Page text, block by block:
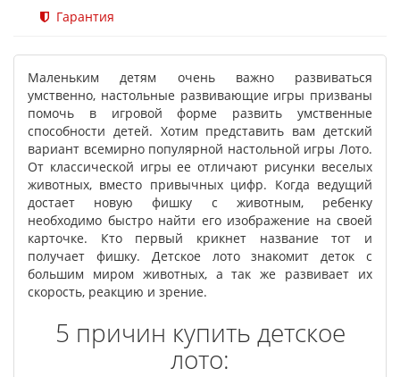
Гарантия
Маленьким детям очень важно развиваться
умственно, настольные развивающие игры призваны
помочь в игровой форме развить умственные
способности детей. Хотим представить вам детский
вариант всемирно популярной настольной игры Лото.
От классической игры ее отличают рисунки веселых
животных, вместо привычных цифр. Когда ведущий
достает новую фишку с животным, ребенку
необходимо быстро найти его изображение на своей
карточке. Кто первый крикнет название тот и
получает фишку. Детское лото знакомит деток с
большим миром животных, а так же развивает их
скорость, реакцию и зрение.
5 причин купить детское
лото: